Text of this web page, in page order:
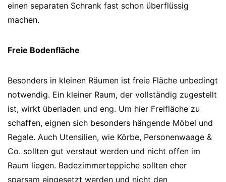
einen separaten Schrank fast schon überflüssig
machen.
Freie Bodenfläche
Besonders in kleinen Räumen ist freie Fläche unbedingt
notwendig. Ein kleiner Raum, der vollständig zugestellt
ist, wirkt überladen und eng. Um hier Freifläche zu
schaffen, eignen sich besonders hängende Möbel und
Regale. Auch Utensilien, wie Körbe, Personenwaage &
Co. sollten gut verstaut werden und nicht offen im
Raum liegen. Badezimmerteppiche sollten eher
sparsam eingesetzt werden und nicht den